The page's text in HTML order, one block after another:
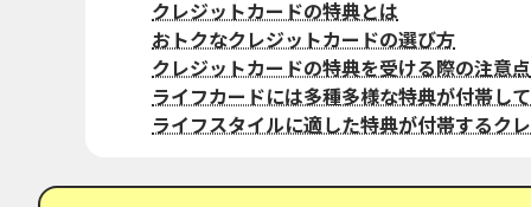
クレジットカードの特典とは
おトクなクレジットカードの選び方
クレジットカードの特典を受ける際の注意点
ライフカードには多種多様な特典が付帯し
ライフスタイルに適した特典が付帯するク